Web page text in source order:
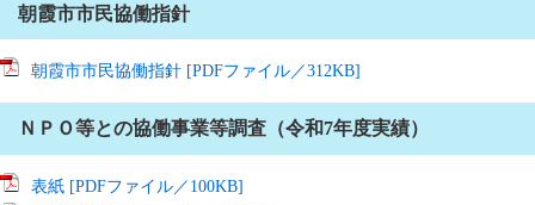
朝霞市市民協働指針
朝霞市市民協働指針 [PDFファイル／312KB]
ＮＰＯ等との協働事業等調査（令和7年度実績）
表紙 [PDFファイル／100KB]